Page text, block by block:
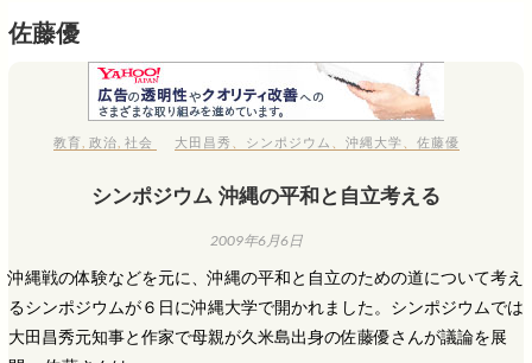
佐藤優
教育 ,政治 ,社会 大田昌秀 シンポジウム 、沖縄大学 、佐藤優
シンポジウム 沖縄の平和と自立考える
2009年6月6日
沖縄戦の体験などを元に、沖縄の平和と自立のための道について考え
るシンポジウムが６日に沖縄大学で開かれました。シンポジウムでは
大田昌秀元知事と作家で母親が久米島出身の佐藤優さんが議論を展